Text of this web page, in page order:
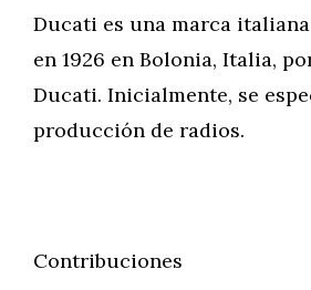
Ducati es una marca
en 1926 en Bolonia, Italia,
Ducati. Inicialmente, se
producción de radios.
Contribuciones